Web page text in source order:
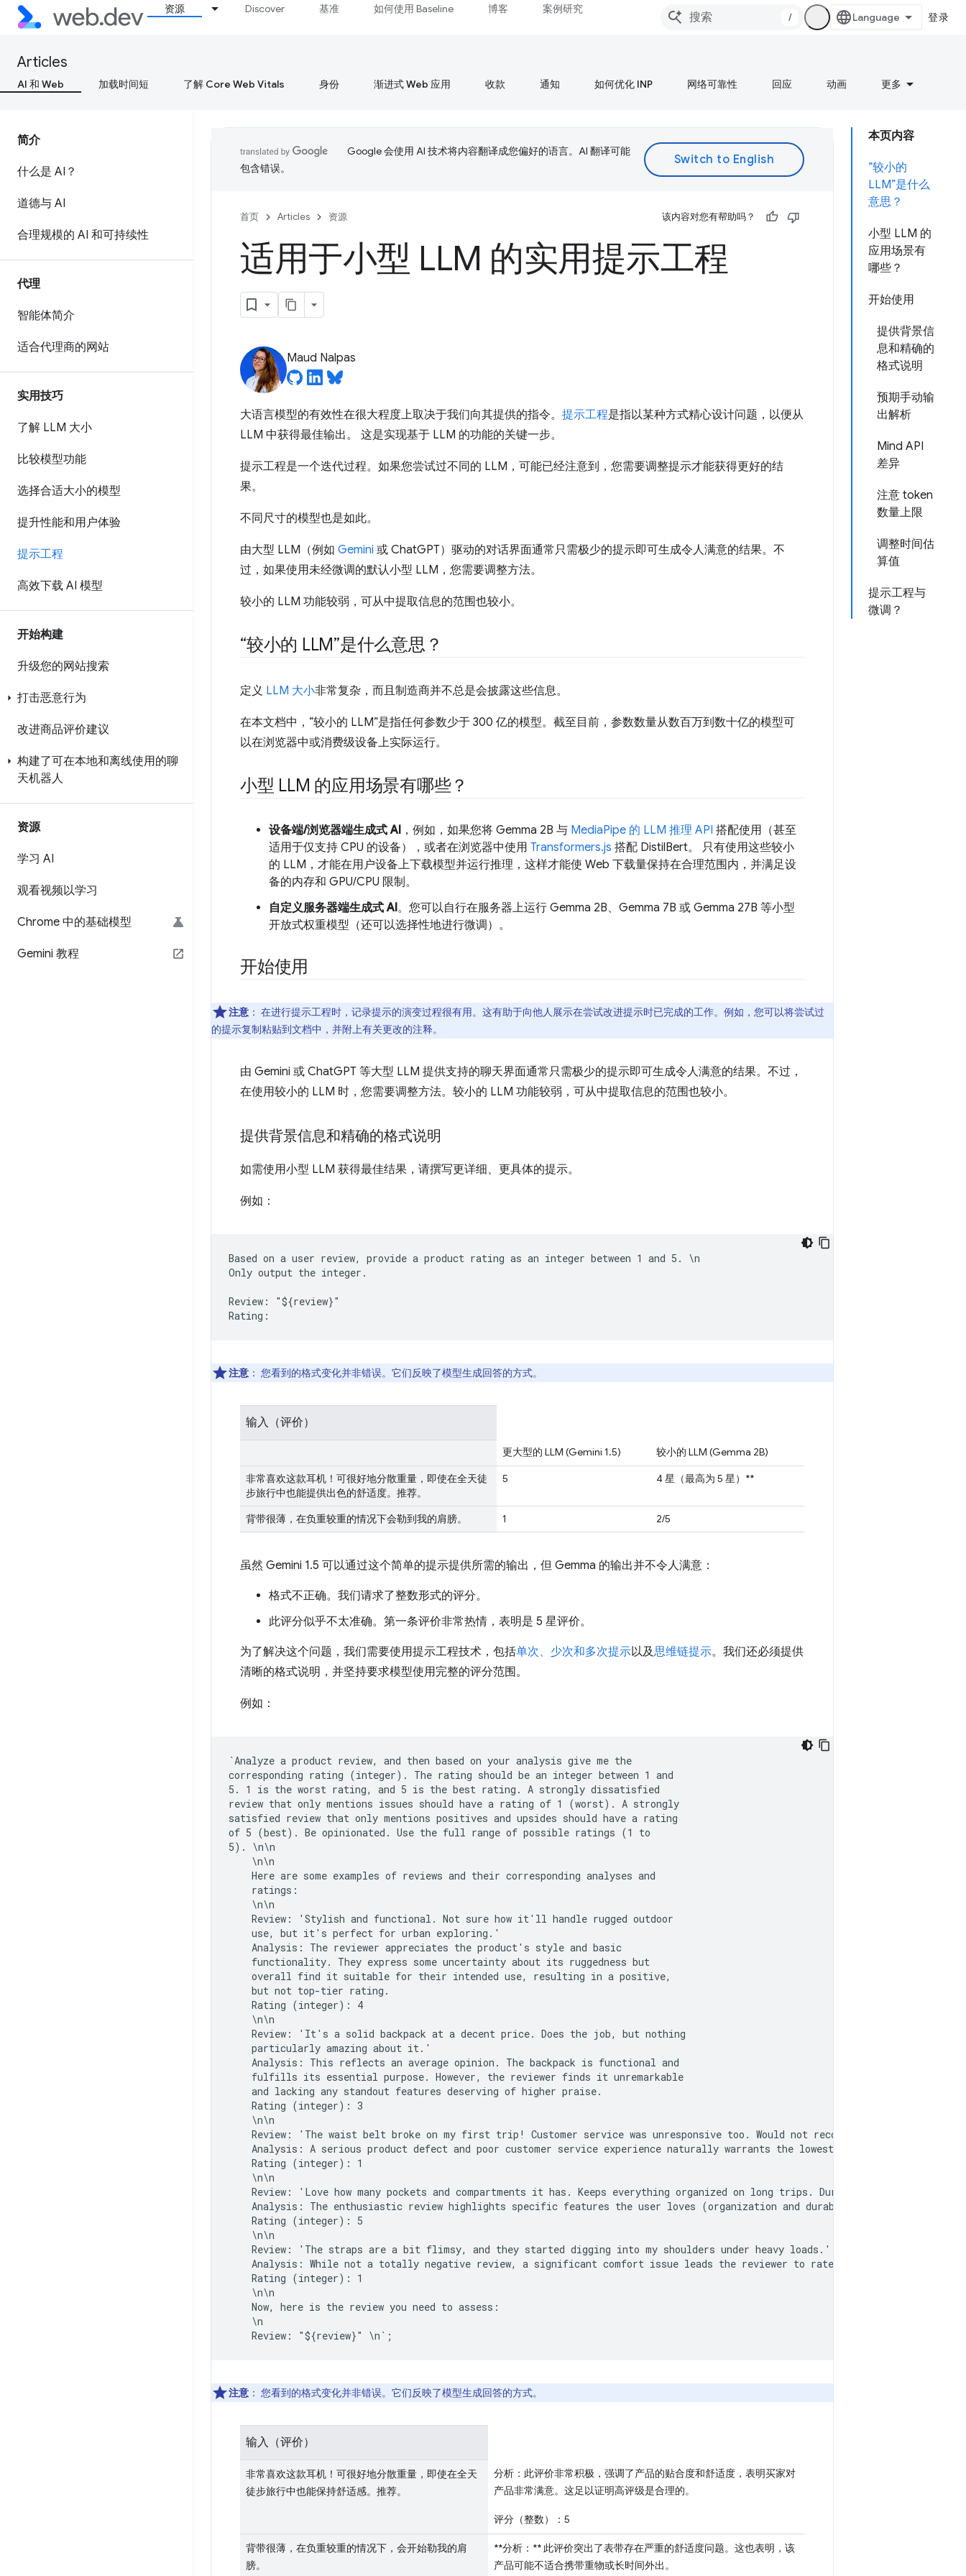
资源 Discover 基准 如何使用 Baseline 博客 案例研究
/ 登录
Articles
AI 和 Web 加载时间短 了解 Core Web Vitals 身份 渐进式 Web 应用 收款 通知 如何优化 INP 网络可靠性 回应 动画 更多
简介
什么是 AI？
道德与 AI
合理规模的 AI 和可持续性
代理
智能体简介
适合代理商的网站
实用技巧
了解 LLM 大小
比较模型功能
选择合适大小的模型
提升性能和用户体验
提示工程
高效下载 AI 模型
开始构建
升级您的网站搜索
打击恶意行为
改进商品评价建议
构建了可在本地和离线使用的聊
天机器人
资源
学习 AI
观看视频以学习
Chrome 中的基础模型
Gemini 教程
本页内容
“较小的
LLM”是什么
意思？
小型 LLM 的
应用场景有
哪些？
开始使用
提供背景信
息和精确的
格式说明
预期手动输
出解析
Mind API
差异
注意 token
数量上限
调整时间估
算值
提示工程与
微调？
Google 会使用 AI 技术将内容翻译成您偏好的语言。AI 翻译可能
包含错误。
首页 Articles 资源 该内容对您有帮助吗？
适用于小型 LLM 的实用提示工程
Maud Nalpas
大语言模型的有效性在很大程度上取决于我们向其提供的指令。 提示工程是指以某种方式精心设计问题，以便从
LLM 中获得最佳输出。 这是实现基于 LLM 的功能的关键一步。
提示工程是一个迭代过程。如果您尝试过不同的 LLM，可能已经注意到，您需要调整提示才能获得更好的结
果。
不同尺寸的模型也是如此。
由大型 LLM（例如 Gemini 或 ChatGPT）驱动的对话界面通常只需极少的提示即可生成令人满意的结果。不
过，如果使用未经微调的默认小型 LLM，您需要调整方法。
较小的 LLM 功能较弱，可从中提取信息的范围也较小。
“较小的 LLM”是什么意思？
定义 LLM 大小非常复杂，而且制造商并不总是会披露这些信息。
在本文档中，“较小的 LLM”是指任何参数少于 300 亿的模型。截至目前，参数数量从数百万到数十亿的模型可
以在浏览器中或消费级设备上实际运行。
小型 LLM 的应用场景有哪些？
设备端/浏览器端生成式 AI ，例如，如果您将 Gemma 2B 与 MediaPipe 的 LLM 推理 API 搭配使用（甚至
适用于仅支持 CPU 的设备），或者在浏览器中使用 Transformers.js 搭配 DistilBert。 只有使用这些较小
的 LLM，才能在用户设备上下载模型并运行推理，这样才能使 Web 下载量保持在合理范围内，并满足设
备的内存和 GPU/CPU 限制。
自定义服务器端生成式 AI。您可以自行在服务器上运行 Gemma 2B、Gemma 7B 或 Gemma 27B 等小型
开放式权重模型（还可以选择性地进行微调）。
开始使用
注意 ： 在进行提示工程时，记录提示的演变过程很有用。这有助于向他人展示在尝试改进提示时已完成的工作。例如，您可以将尝试过
的提示复制粘贴到文档中，并附上有关更改的注释。
由 Gemini 或 ChatGPT 等大型 LLM 提供支持的聊天界面通常只需极少的提示即可生成令人满意的结果。不过，
在使用较小的 LLM 时，您需要调整方法。较小的 LLM 功能较弱，可从中提取信息的范围也较小。
提供背景信息和精确的格式说明
如需使用小型 LLM 获得最佳结果，请撰写更详细、更具体的提示。
例如：
Based on a user review, provide a product rating as an integer between 1 and 5. \n
Only output the integer.
Review: "${review}"
注意 ： 您看到的格式变化并非错误。它们反映了模型生成回答的方式。
输入（评价）
更大型的 LLM (Gemini 1.5) 较小的 LLM (Gemma 2B)
非常喜欢这款耳机！可很好地分散重量，即使在全天徒
步旅行中也能提供出色的舒适度。推荐。
5 4 星（最高为 5 星）**
背带很薄，在负重较重的情况下会勒到我的肩膀。 1 2/5
虽然 Gemini 1.5 可以通过这个简单的提示提供所需的输出，但 Gemma 的输出并不令人满意：
格式不正确。我们请求了整数形式的评分。
此评分似乎不太准确。第一条评价非常热情，表明是 5 星评价。
为了解决这个问题，我们需要使用提示工程技术，包括单次、少次和多次提示以及思维链提示。我们还必须提供
清晰的格式说明，并坚持要求模型使用完整的评分范围。
例如：
`Analyze a product review, and then based on your analysis give me the
corresponding rating (integer). The rating should be an integer between 1 and
5. 1 is the worst rating, and 5 is the best rating. A strongly dissatisfied
review that only mentions issues should have a rating of 1 (worst). A strongly
satisfied review that only mentions positives and upsides should have a rating
of 5 (best). Be opinionated. Use the full range of possible ratings (1 to
5). \n\n
    \n\n
    Here are some examples of reviews and their corresponding analyses and
    ratings:
    \n\n
    Review: 'Stylish and functional. Not sure how it'll handle rugged outdoor
    use, but it's perfect for urban exploring.'
    Analysis: The reviewer appreciates the product's style and basic
    functionality. They express some uncertainty about its ruggedness but
    overall find it suitable for their intended use, resulting in a positive,
    but not top-tier rating.
    Rating (integer): 4
    \n\n
    Review: 'It's a solid backpack at a decent price. Does the job, but nothing
    particularly amazing about it.'
    Analysis: This reflects an average opinion. The backpack is functional and
    fulfills its essential purpose. However, the reviewer finds it unremarkable
    and lacking any standout features deserving of higher praise.
    Rating (integer): 3
    \n\n
    Review: 'The waist belt broke on my first trip! Customer service was unresponsive too. Would not recommend.'
Analysis: A serious product defect and poor customer service experience naturally warrants the lowest possible rating.
    Rating (integer): 1
    \n\n
    Review: 'Love how many pockets and compartments it has. Keeps everything organized on long trips. Durable too!'
Analysis: The enthusiastic review highlights specific features the user loves (organization and durability), indicating
    Rating (integer): 5
    \n\n
    Review: 'The straps are a bit flimsy, and they started digging into my shoulders under heavy loads.'
Analysis: While not a totally negative review, a significant comfort issue leads the reviewer to rate the product
    Rating (integer): 1
    \n\n
    Now, here is the review you need to assess:
    \n
注意 ： 您看到的格式变化并非错误。它们反映了模型生成回答的方式。
输入（评价）
非常喜欢这款耳机！可很好地分散重量，即使在全天
徒步旅行中也能保持舒适感。推荐。
分析：此评价非常积极，强调了产品的贴合度和舒适度，表明买家对
产品非常满意。这足以证明高评级是合理的。
评分（整数）：5
背带很薄，在负重较重的情况下，会开始勒我的肩
膀。
**分析：** 此评价突出了表带存在严重的舒适度问题。这也表明，该
产品可能不适合携带重物或长时间外出。